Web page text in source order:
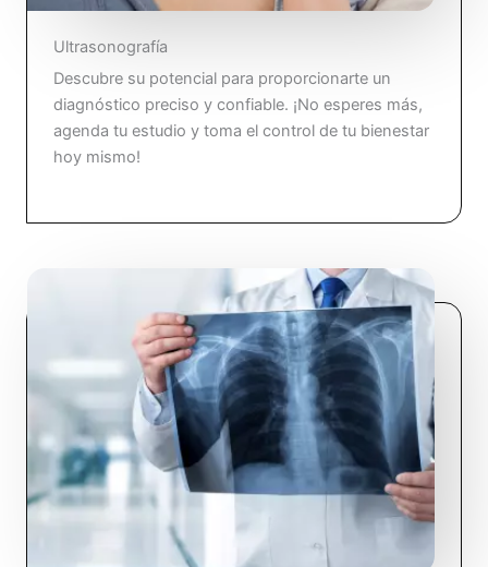
Ultrasonografía
Descubre su potencial para proporcionarte un
diagnóstico preciso y confiable. ¡No esperes más,
agenda tu estudio y toma el control de tu bienestar
hoy mismo!